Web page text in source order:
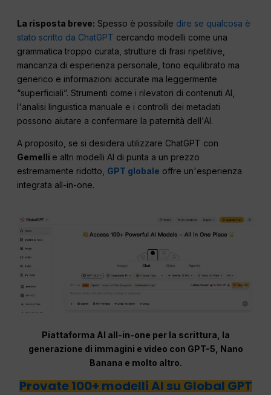
La risposta breve: Spesso è possibile dire se qualcosa è
stato scritto da ChatGPT cercando modelli come una
grammatica troppo curata, strutture di frasi ripetitive,
mancanza di esperienza personale, tono equilibrato ma
generico e informazioni accurate ma leggermente
“superficiali”. Strumenti come i rilevatori di contenuti AI,
l'analisi linguistica manuale e i controlli dei metadati
possono aiutare a confermare la paternità dell'AI.
A proposito, se si desidera utilizzare ChatGPT con
Gemelli e altri modelli AI di punta a un prezzo
estremamente ridotto, GPT globale offre un'esperienza
integrata all-in-one.
Piattaforma AI all-in-one per la scrittura, la
generazione di immagini e video con GPT-5, Nano
Banana e molto altro.
Provate 100+ modelli AI su Global GPT